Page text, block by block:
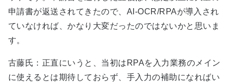
申請書が返送されてきたので、AI-OCR/RPAが導入され
ていなければ、かなり大変だったのではないかと思いま
す。
古藤氏：正直にいうと、当初はRPAを入力業務のメイン
に使えるとは期待しておらず、手入力の補助になればい